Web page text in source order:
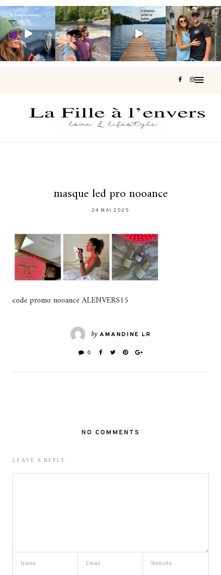
Voir une baleine
en photo, c’est
impressionnant
🐋...
Les Laurentides,
le Québec
version nature.
...
Et si je te disais
qu’il existe un
sentier où tu...
126 37
Montréal, une
très belle
surprise 🇨🇦
442
masque led pro nooance
24 MAI 2025
code promo nooance ALENVERS15
by AMANDINE LR
0
NO COMMENTS
LEAVE A REPLY